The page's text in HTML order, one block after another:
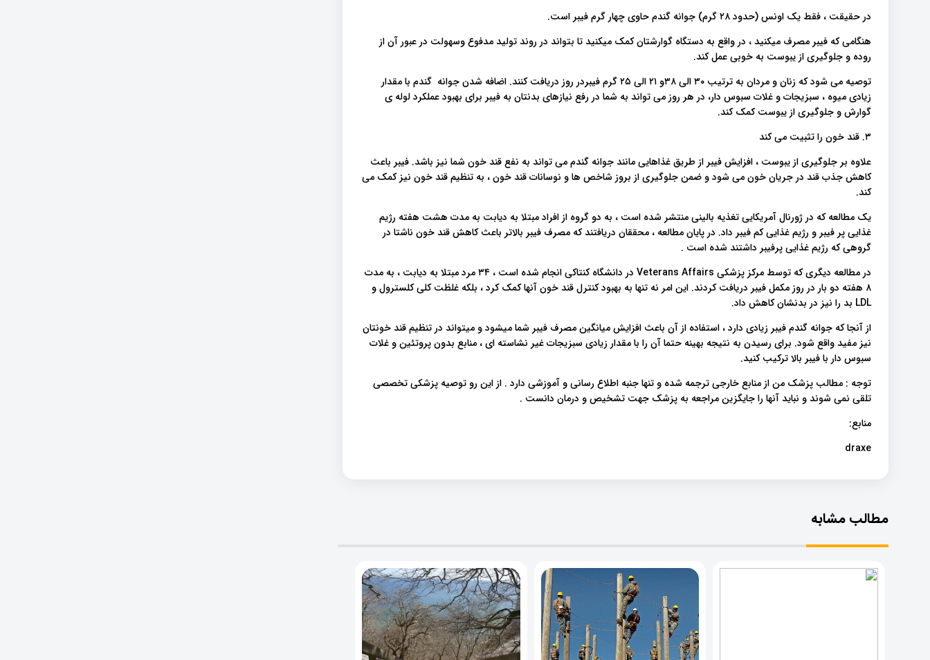
در حقیقت ، فقط یک اونس (حدود ۲۸ گرم) جوانه گندم حاوی چهار گرم فیبر است.
هنگامی که فیبر مصرف میکنید ، در واقع به دستگاه گوارشتان کمک میکنید تا بتواند در روند تولید مدفوع وسهولت در عبور آن از
روده و جلوگیری از یبوست به خوبی عمل کند.
توصیه می شود که زنان و مردان به ترتیب ۳۰ الی ۳۸و ۲۱ الی ۲۵ گرم فیبردر روز دریافت کنند. اضافه شدن جوانه گندم با مقدار
زیادی میوه ، سبزیجات و غلات سبوس دار، در هر روز می تواند به شما در رفع نیازهای بدنتان به فیبر برای بهبود عملکرد لوله ی
گوارش و جلوگیری از یبوست کمک کند.
۳. قند خون را تثبیت می کند
علاوه بر جلوگیری از یبوست ، افزایش فیبر از طریق غذاهایی مانند جوانه گندم می تواند به نفع قند خون شما نیز باشد. فیبر باعث
کاهش جذب قند در جریان خون می شود و ضمن جلوگیری از بروز شاخص ها و نوسانات قند خون ، به تنظیم قند خون نیز کمک می
کند.
یک مطالعه که در ژورنال آمریکایی تغذیه بالینی منتشر شده است ، به دو گروه از افراد مبتلا به دیابت به مدت هشت هفته رژیم
غذایی پر فیبر و رژیم غذایی کم فیبر داد. در پایان مطالعه ، محققان دریافتند که مصرف فیبر بالاتر باعث کاهش قند خون ناشتا در
گروهی که رژیم غذایی پرفیبر داشتند شده است .
در مطالعه دیگری که توسط مرکز پزشکی Veterans Affairs در دانشگاه کنتاکی انجام شده است ، ۳۴ مرد مبتلا به دیابت ، به مدت
۸ هفته دو بار در روز مکمل فیبر دریافت کردند. این امر نه تنها به بهبود کنترل قند خون آنها کمک کرد ، بلکه غلظت کلی کلسترول و
LDL بد را نیز در بدنشان کاهش داد.
از آنجا که جوانه گندم فیبر زیادی دارد ، استفاده از آن باعث افزایش میانگین مصرف فیبر شما میشود و میتواند در تنظیم قند خونتان
نیز مفید واقع شود. برای رسیدن به نتیجه بهینه حتما آن را با مقدار زیادی سبزیجات غیر نشاسته ای ، منابع بدون پروتئین و غلات
سبوس دار با فیبر بالا ترکیب کنید.
توجه : مطالب پزشک من از منابع خارجی ترجمه شده و تنها جنبه اطلاع رسانی و آموزشی دارد . از این رو توصیه پزشکی تخصصی
تلقی نمی شوند و نباید آنها را جایگزین مراجعه به پزشک جهت تشخیص و درمان دانست .
منابع:
draxe
مطالب مشابه